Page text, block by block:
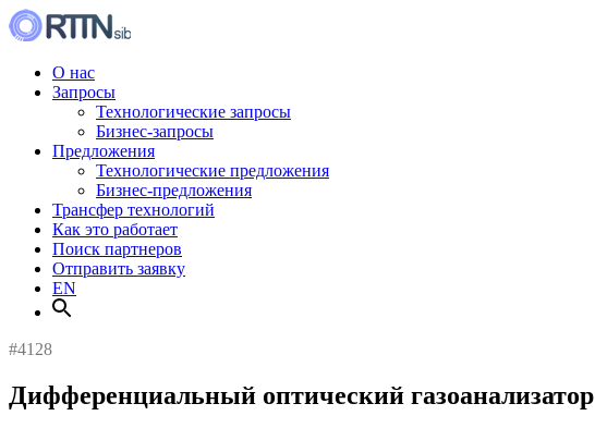
О нас
Запросы
Технологические запросы
Бизнес-запросы
Предложения
Технологические предложения
Бизнес-предложения
Трансфер технологий
Как это работает
Поиск партнеров
Отправить заявку
EN
#4128
Дифференциальный оптический газоанализатор